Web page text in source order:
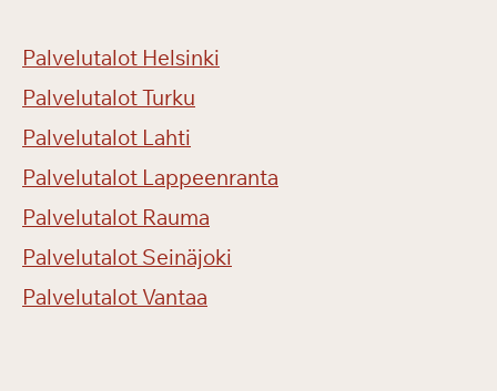
Palvelutalot Helsinki
Palvelutalot Turku
Palvelutalot Lahti
Palvelutalot Lappeenranta
Palvelutalot Rauma
Palvelutalot Seinäjoki
Palvelutalot Vantaa